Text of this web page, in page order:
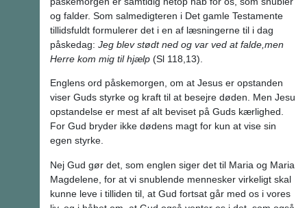
og falder. Som salmedigteren i Det gamle Testamente
tillidsfuldt formulerer det i en af læsningerne til i dag
påskedag: Jeg blev stødt ned og var ved at falde, men
Herre kom mig til hjælp(Sl 118,13).
Englens ord påskemorgen, om at Jesus er opstanden
viser Guds styrke og kraft til at besejre døden. Men Jesu
opstandelse er mest af alt beviset på Guds kærlighed.
For Gud bryder ikke dødens magt for kun at vise sin
egen styrke.
Nej Gud gør det, som englen siger det til Maria og Maria
Magdelene, for at vi snublende mennesker virkeligt skal
kunne leve i tilliden til, at Gud fortsat går med os i vores